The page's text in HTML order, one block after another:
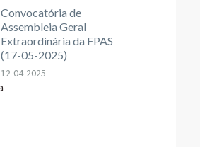
Convocatória de
Assembleia Geral
Extraordinária da FPAS
(17-05-2025)
12-04-2025